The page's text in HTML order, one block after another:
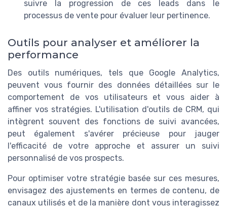
suivre la progression de ces leads dans le
processus de vente pour évaluer leur pertinence.
Outils pour analyser et améliorer la
performance
Des outils numériques, tels que Google Analytics,
peuvent vous fournir des données détaillées sur le
comportement de vos utilisateurs et vous aider à
affiner vos stratégies. L'utilisation d'outils de CRM, qui
intègrent souvent des fonctions de suivi avancées,
peut également s'avérer précieuse pour jauger
l'efficacité de votre approche et assurer un suivi
personnalisé de vos prospects.
Pour optimiser votre stratégie basée sur ces mesures,
envisagez des ajustements en termes de contenu, de
canaux utilisés et de la manière dont vous interagissez